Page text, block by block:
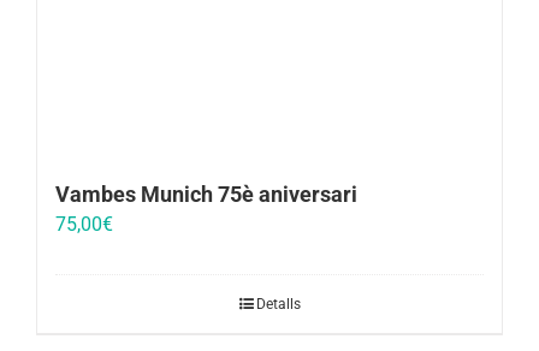
Vambes Munich 75è aniversari
75,00€
Detalls